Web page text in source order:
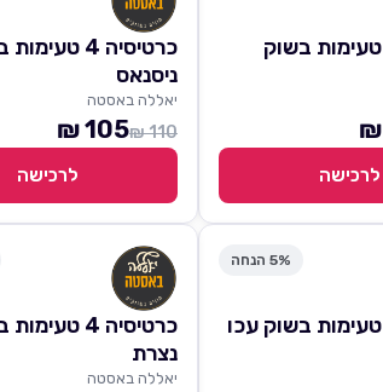
כרטיסיה 4 טעימות בשוק
לרכישה
כרטיסיה 4
ניסנאס
יאללה באסטה
110 ₪
105 ₪
לרכישה
5% הנחה
כרטיסיה 4
נצרת
יאללה באסטה